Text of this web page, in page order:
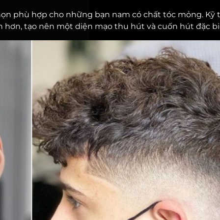
phù hợp cho những bạn nam có chất tóc mỏng. Kỹ
hơn, tạo nên một diện mạo thu hút và cuốn hút đặc